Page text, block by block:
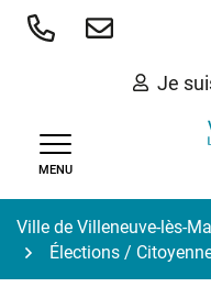
Aller
Je
MENU
Ville de Villeneuve-lès-
Élections /